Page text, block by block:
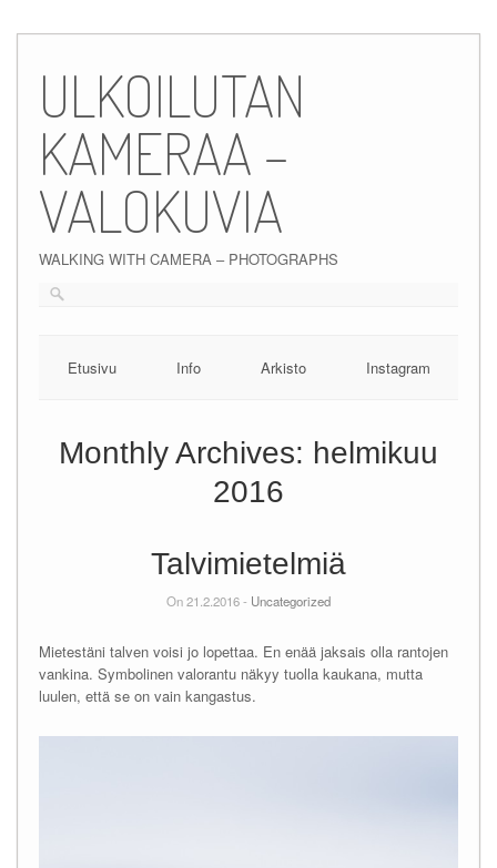
content
ULKOILUTAN
KAMERAA –
VALOKUVIA
WALKING WITH CAMERA – PHOTOGRAPHS
Etusivu Info Arkisto Instagram
Monthly Archives: helmikuu
2016
Talvimietelmiä
On 21.2.2016 - Uncategorized
Mietestäni talven voisi jo lopettaa. En enää jaksais olla rantojen
vankina. Symbolinen valorantu näkyy tuolla kaukana, mutta
luulen, että se on vain kangastus.